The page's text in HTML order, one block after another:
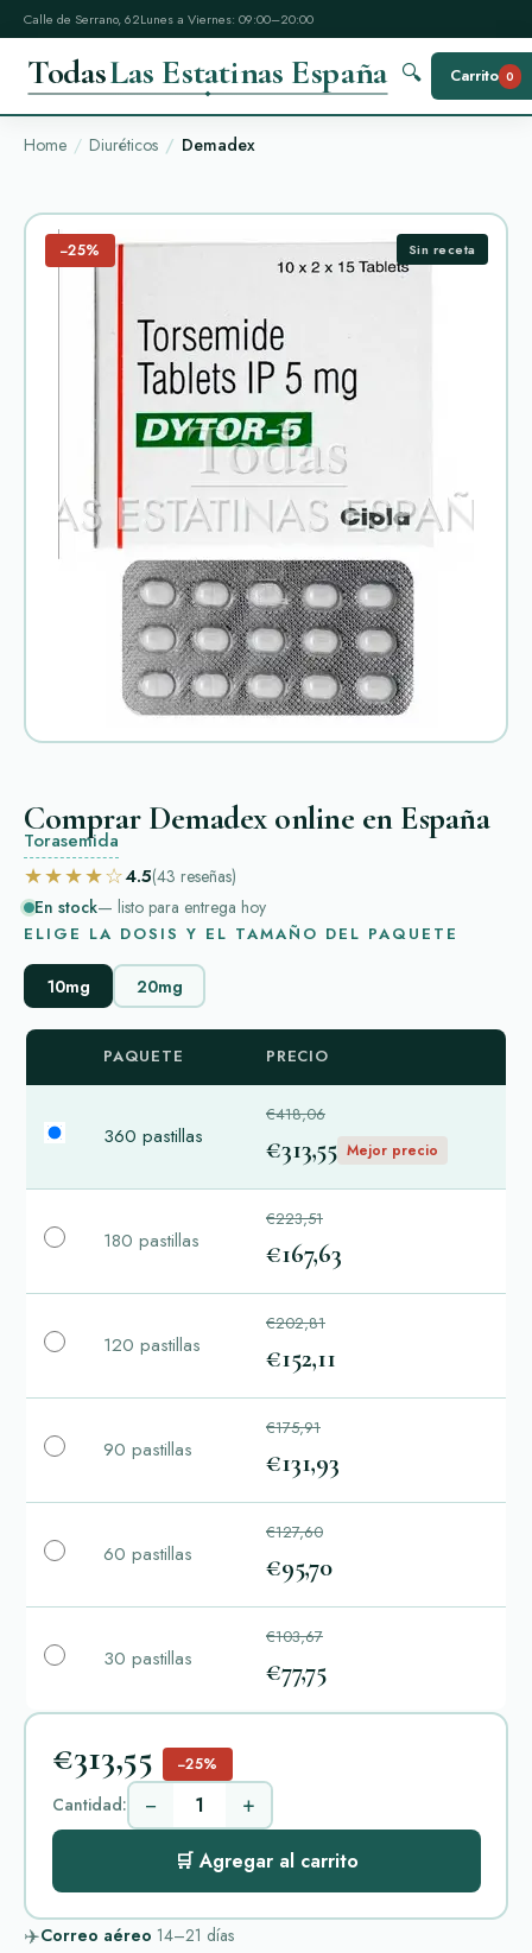
Calle de Serrano, 62Lunes a Viernes: 09:00–20:00
TodasLas Estatinas España 🔍 Carrito 0
Home Diuréticos Demadex
−25% Sin receta
Comprar Demadex online en España
Torasemida
★★★★☆4.5(43 reseñas)
En stock— listo para entrega hoy
ELIGE LA DOSIS Y EL TAMAÑO DEL PAQUETE
10mg 20mg
PAQUETE PRECIO
360 pastillas
€418,06
€313,55 Mejor precio
180 pastillas
€223,51
€167,63
120 pastillas
€202,81
€152,11
90 pastillas
€175,91
€131,93
60 pastillas
€127,60
€95,70
30 pastillas
€103,67
€77,75
€313,55 −25%
Cantidad: − +
🛒 Agregar al carrito
✈️Correo aéreo 14–21 días